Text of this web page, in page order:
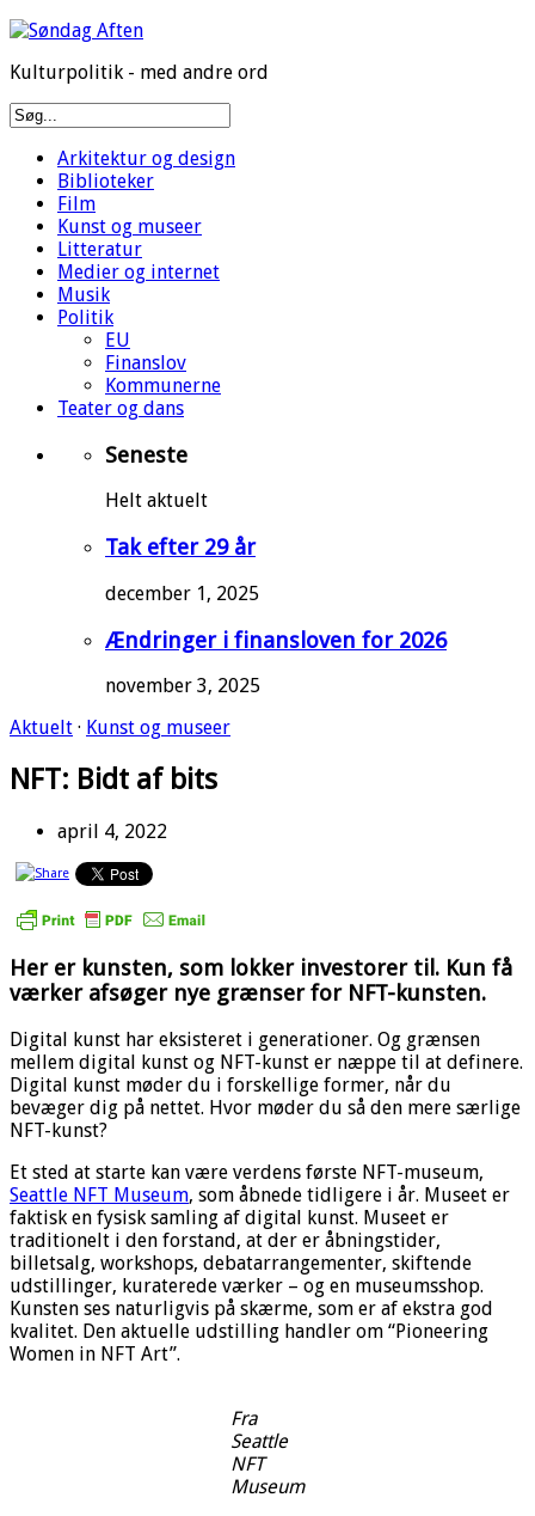
Kulturpolitik - med andre ord
Arkitektur og design
Biblioteker
Film
Kunst og museer
Litteratur
Medier og internet
Musik
Politik
EU
Finanslov
Kommunerne
Teater og dans
Seneste
Helt aktuelt
Tak efter 29 år
december 1, 2025
Ændringer i finansloven for 2026
november 3, 2025
Aktuelt · Kunst og museer
NFT: Bidt af bits
april 4, 2022
Her er kunsten, som lokker investorer til. Kun få
værker afsøger nye grænser for NFT-kunsten.
Digital kunst har eksisteret i generationer. Og grænsen
mellem digital kunst og NFT-kunst er næppe til at definere.
Digital kunst møder du i forskellige former, når du
bevæger dig på nettet. Hvor møder du så den mere særlige
NFT-kunst?
Et sted at starte kan være verdens første NFT-museum,
Seattle NFT Museum, som åbnede tidligere i år. Museet er
faktisk en fysisk samling af digital kunst. Museet er
traditionelt i den forstand, at der er åbningstider,
billetsalg, workshops, debatarrangementer, skiftende
udstillinger, kuraterede værker – og en museumsshop.
Kunsten ses naturligvis på skærme, som er af ekstra god
kvalitet. Den aktuelle udstilling handler om “Pioneering
Women in NFT Art”.
Fra
Seattle
NFT
Museum